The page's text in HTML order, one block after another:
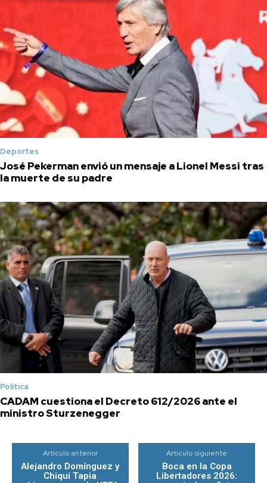
Deportes
José Pekerman envió un mensaje a Lionel Messi tras
la muerte de su padre
Política
CADAM cuestiona el Decreto 612/2026 ante el
ministro Sturzenegger
Artículo anterior
Alejandro Domínguez y
Chiqui Tapia
Artículo siguiente
Boca en la Copa
Libertadores 2026: